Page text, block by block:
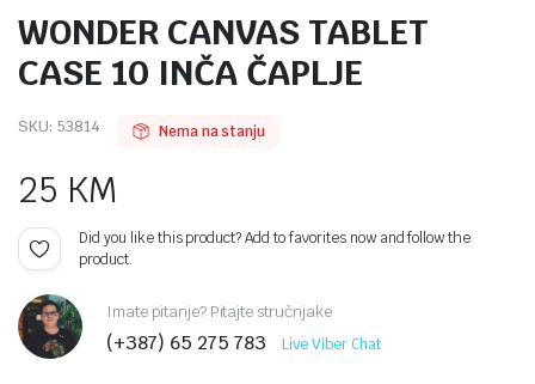
WONDER CANVAS TABLET
CASE 10 INČA ČAPLJE
SKU: 53814 Nema na stanju
25 KM
Did you like this product? Add to favorites now and follow the
product.
Imate pitanje? Pitajte stručnjake
(+387) 65 275 783 Live Viber Chat